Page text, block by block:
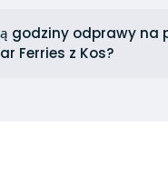
godziny odprawy na
Ferries z Kos?